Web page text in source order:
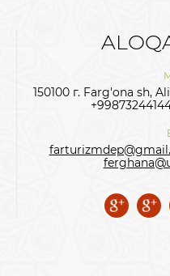
150100 г. Farg'ona sh,